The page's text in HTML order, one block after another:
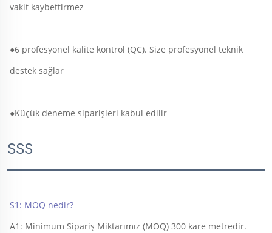
vakit kaybettirmez
●6 profesyonel kalite kontrol (QC). Size profesyonel teknik
destek sağlar
●Küçük deneme siparişleri kabul edilir
SSS
S1: MOQ nedir?
A1: Minimum Sipariş Miktarımız (MOQ) 300 kare metredir.